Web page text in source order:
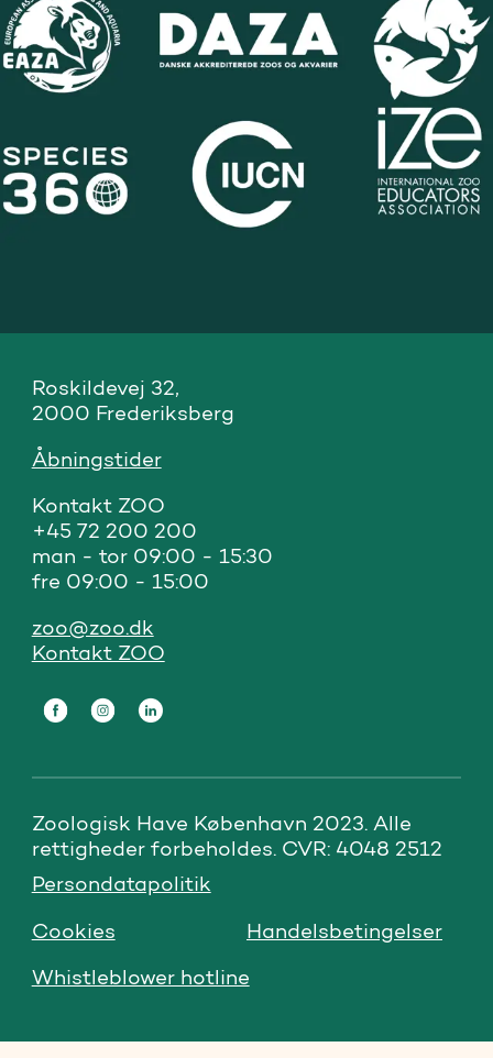
Roskildevej 32,
2000 Frederiksberg
Åbningstider
Kontakt ZOO
+45 72 200 200
man - tor 09:00 - 15:30
fre 09:00 - 15:00
zoo@zoo.dk
Kontakt ZOO
Zoologisk Have København 2023. Alle
rettigheder forbeholdes. CVR: 4048 2512
Whistleblower hotline
Cookies Handelsbetingelser
Persondatapolitik